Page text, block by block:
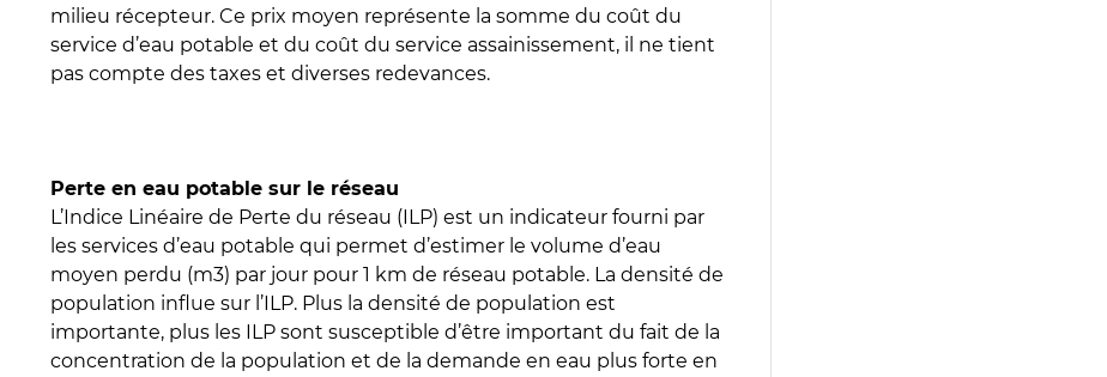
milieu récepteur. Ce prix moyen représente la somme du coût du
service d’eau potable et du coût du service assainissement, il ne tient
pas compte des taxes et diverses redevances.
Perte en eau potable sur le réseau
L’Indice Linéaire de Perte du réseau (ILP) est un indicateur fourni par
les services d’eau potable qui permet d’estimer le volume d’eau
moyen perdu (m3) par jour pour 1 km de réseau potable. La densité de
population influe sur l’ILP. Plus la densité de population est
importante, plus les ILP sont susceptible d’être important du fait de la
concentration de la population et de la demande en eau plus forte en